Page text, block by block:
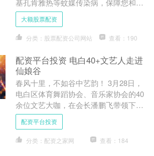
基孔肯雅热等蚊媒传染病，保障您和家
人的健康大额股票配资，目前全省各地
已全面启动针对伊蚊的蚊密....
大额股票配资
分类：股票配资公司网站 查看：190
配资平台投资 电白40+文艺人走进
仙娘谷
春风十里，不如谷中艺韵！ 3月28日，
电白区体育舞蹈协会、音乐家协会的40
余位文艺大咖，在会长潘鹏飞带领下齐
聚罗坑镇仙娘谷，一场以“魅力新电白·
迷人仙娘谷·我和....
配资平台投资
分类：配资之家网 查看：184